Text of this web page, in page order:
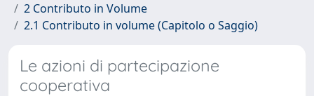
2 Contributo in Volume
2.1 Contributo in volume (Capitolo o Saggio)
Le azioni di partecipazione
cooperativa